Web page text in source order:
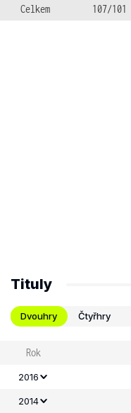
Celkem 107/101
Tituly
Dvouhry Čtyřhry
Rok
2016
2014